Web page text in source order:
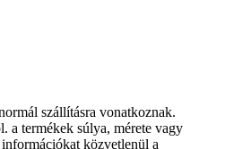
szállításra vonatkoznak.
a termékek súlya, mérete vagy
közvetlenül a